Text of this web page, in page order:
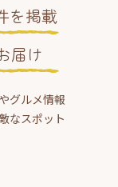
を掲載
届け
グルメ情報
なスポット